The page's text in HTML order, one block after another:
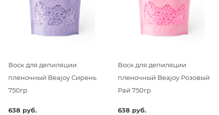
Воск для депиляции
пленочный Beajoy Сирень
750гр
638 руб.
Воск для депиляции
пленочный Beajoy Розовый
Рай 750гр
638 руб.